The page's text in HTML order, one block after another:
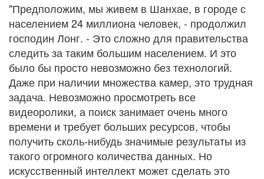
"Предположим, мы живем в Шанхае, в городе с
населением 24 миллиона человек, - продолжил
господин Лонг. - Это сложно для правительства
следить за таким большим населением. И это
было бы просто невозможно без технологий.
Даже при наличии множества камер, это трудная
задача. Невозможно просмотреть все
видеоролики, а поиск занимает очень много
времени и требует больших ресурсов, чтобы
получить сколь-нибудь значимые результаты из
такого огромного количества данных. Но
искусственный интеллект может сделать это